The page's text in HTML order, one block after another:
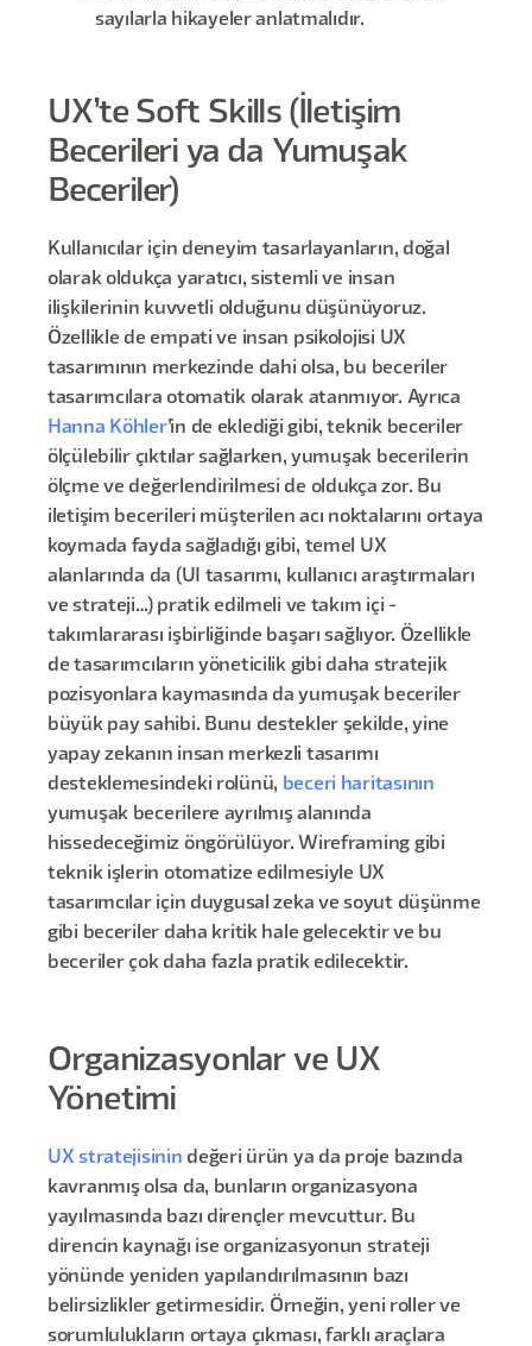
sayılarla hikayeler anlatmalıdır.
UX’te Soft Skills (İletişim
Becerileri ya da Yumuşak
Beceriler)
Kullanıcılar için deneyim tasarlayanların, doğal
olarak oldukça yaratıcı, sistemli ve insan
ilişkilerinin kuvvetli olduğunu düşünüyoruz.
Özellikle de empati ve insan psikolojisi UX
tasarımının merkezinde dahi olsa, bu beceriler
tasarımcılara otomatik olarak atanmıyor. Ayrıca
Hanna Köhler’in de eklediği gibi, teknik beceriler
ölçülebilir çıktılar sağlarken, yumuşak becerilerin
ölçme ve değerlendirilmesi de oldukça zor. Bu
iletişim becerileri müşterilen acı noktalarını ortaya
koymada fayda sağladığı gibi, temel UX
alanlarında da (UI tasarımı, kullanıcı araştırmaları
ve strateji…) pratik edilmeli ve takım içi -
takımlararası işbirliğinde başarı sağlıyor. Özellikle
de tasarımcıların yöneticilik gibi daha stratejik
pozisyonlara kaymasında da yumuşak beceriler
büyük pay sahibi. Bunu destekler şekilde, yine
yapay zekanın insan merkezli tasarımı
desteklemesindeki rolünü, beceri haritasının
yumuşak becerilere ayrılmış alanında
hissedeceğimiz öngörülüyor. Wireframing gibi
teknik işlerin otomatize edilmesiyle UX
tasarımcılar için duygusal zeka ve soyut düşünme
gibi beceriler daha kritik hale gelecektir ve bu
beceriler çok daha fazla pratik edilecektir.
Organizasyonlar ve UX
Yönetimi
UX stratejisinin değeri ürün ya da proje bazında
kavranmış olsa da, bunların organizasyona
yayılmasında bazı dirençler mevcuttur. Bu
direncin kaynağı ise organizasyonun strateji
yönünde yeniden yapılandırılmasının bazı
belirsizlikler getirmesidir. Örneğin, yeni roller ve
sorumlulukların ortaya çıkması, farklı araçlara